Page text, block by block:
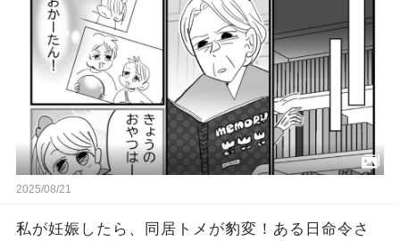
した」義兄嫁「キィィー！」
2025/08/21
私が妊娠したら、同居トメが豹変！ある日命令さ